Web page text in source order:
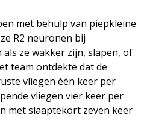
met behulp van piepkleine
R2 neuronen bij
ze wakker zijn, slapen, of
team ontdekte dat de
vliegen één keer per
vliegen vier keer per
met slaaptekort zeven keer